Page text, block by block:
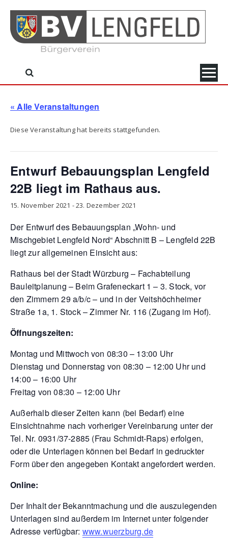
content
« Alle Veranstaltungen
Diese Veranstaltung hat bereits stattgefunden.
Entwurf Bebauungsplan Lengfeld
22B liegt im Rathaus aus.
15. November 2021 -23. Dezember 2021
Der Entwurf des Bebauungsplan „Wohn- und
Mischgebiet Lengfeld Nord“ Abschnitt B – Lengfeld 22B
liegt zur allgemeinen Einsicht aus:
Rathaus bei der Stadt Würzburg – Fachabteilung
Bauleitplanung – Beim Grafeneckart 1 – 3. Stock, vor
den Zimmern 29 a/b/c – und in der Veitshöchheimer
Straße 1a, 1. Stock – Zimmer Nr. 116 (Zugang im Hof).
Öffnungszeiten:
Montag und Mittwoch von 08:30 – 13:00 Uhr
Dienstag und Donnerstag von 08:30 – 12:00 Uhr und
14:00 – 16:00 Uhr
Freitag von 08:30 – 12:00 Uhr
Außerhalb dieser Zeiten kann (bei Bedarf) eine
Einsichtnahme nach vorheriger Vereinbarung unter der
Tel. Nr. 0931/37-2885 (Frau Schmidt-Raps) erfolgen,
oder die Unterlagen können bei Bedarf in gedruckter
Form über den angegeben Kontakt angefordert werden.
Online:
Der Inhalt der Bekanntmachung und die auszulegenden
Unterlagen sind außerdem im Internet unter folgender
Adresse verfügbar: www.wuerzburg.de